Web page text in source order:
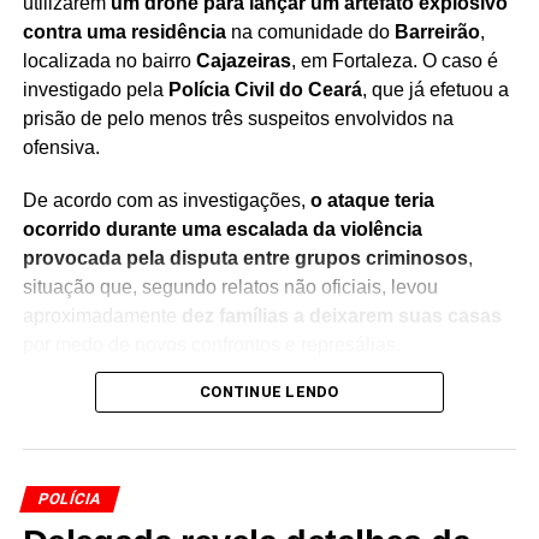
contra uma residênciana comunidade do Barreirão,
localizada no bairro Cajazeiras, em Fortaleza. O caso é
investigado pela Polícia Civil do Ceará, que já efetuou a
prisão de pelo menos três suspeitos envolvidos na
ofensiva.
De acordo com as investigações, o ataque teria
ocorrido durante uma escalada da violência
provocada pela disputa entre grupos criminosos,
situação que, segundo relatos não oficiais, levou
aproximadamente
dez famílias a deixarem suas casas
A ocorrência ganhou ampla repercussão após a
homem operando um drone para lançar o explosivo
sobre um imóvel
utilizada por organizações criminosas para ampliar seu
CONTINUE LENDO
POLÍCIA